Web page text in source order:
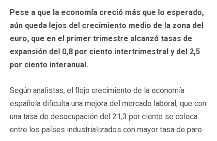
Pese a que la economía creció más que lo esperado,
aún queda lejos del crecimiento medio de la zona del
euro, que en el primer trimestre alcanzó tasas de
expansión del 0,8 por ciento intertrimestral y del 2,5
por ciento interanual.
Según analistas, el flojo crecimiento de la economía
española dificulta una mejora del mercado laboral, que con
una tasa de desocupación del 21,3 por ciento se coloca
entre los países industrializados con mayor tasa de paro.